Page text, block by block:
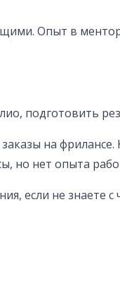
Опыт в
подготовить
на фрилансе.
но нет опыта
если не знаете с